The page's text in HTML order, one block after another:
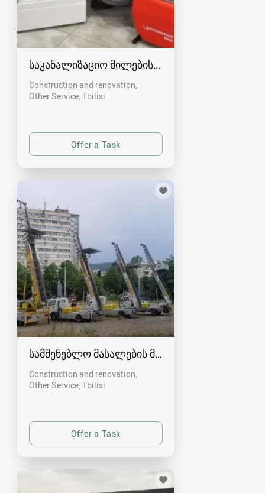
საკანალიზაციო მილების-სამზარეულოს
Construction and renovation,
Other Service Tbilisi
სამშენებლო მასალების მოტანა და ნარჩენების
Construction and renovation,
Other Service Tbilisi